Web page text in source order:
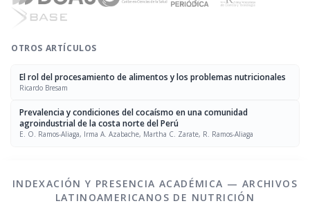
OTROS ARTÍCULOS
El rol del procesamiento de alimentos y los problemas nutricionales
Ricardo Bresam
Prevalencia y condiciones del cocaísmo en una comunidad
agroindustrial de la costa norte del Perú
E. O. Ramos-Aliaga, Irma A. Azabache, Martha C. Zarate, R. Ramos-Aliaga
INDEXACIÓN Y PRESENCIA ACADÉMICA — ARCHIVOS
LATINOAMERICANOS DE NUTRICIÓN